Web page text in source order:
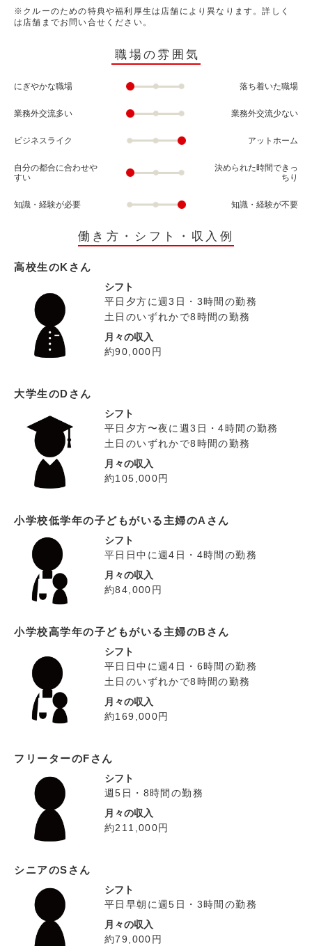
※クルーのための特典や福利厚生は店舗により異なります。詳しく
は店舗までお問い合せください。
職場の雰囲気
にぎやかな職場 落ち着いた職場
業務外交流多い 業務外交流少ない
ビジネスライク アットホーム
自分の都合に合わせや
すい
決められた時間できっ
ちり
知識・経験が必要 知識・経験が不要
働き方・シフト・収入例
高校生のKさん
シフト
平日夕方に週3日・3時間の勤務
土日のいずれかで8時間の勤務
月々の収入
約90,000円
大学生のDさん
シフト
平日夕方〜夜に週3日・4時間の勤務
土日のいずれかで8時間の勤務
月々の収入
約105,000円
小学校低学年の子どもがいる主婦のAさん
シフト
平日日中に週4日・4時間の勤務
月々の収入
約84,000円
小学校高学年の子どもがいる主婦のBさん
シフト
平日日中に週4日・6時間の勤務
土日のいずれかで8時間の勤務
月々の収入
約169,000円
フリーターのFさん
シフト
週5日・8時間の勤務
月々の収入
約211,000円
シニアのSさん
シフト
平日早朝に週5日・3時間の勤務
月々の収入
約79,000円